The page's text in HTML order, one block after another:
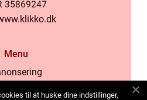
Menu
til at huske dine indstillinger,